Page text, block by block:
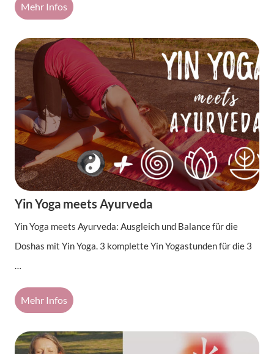
Mehr Infos
Yin Yoga meets Ayurveda
Yin Yoga meets Ayurveda: Ausgleich und Balance für die
Doshas mit Yin Yoga. 3 komplette Yin Yogastunden für die 3
…
Mehr Infos